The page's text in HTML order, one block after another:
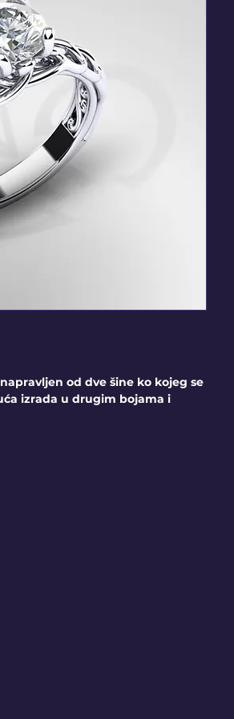
napravljen od dve šine ko kojeg se
izrada u drugim bojama i